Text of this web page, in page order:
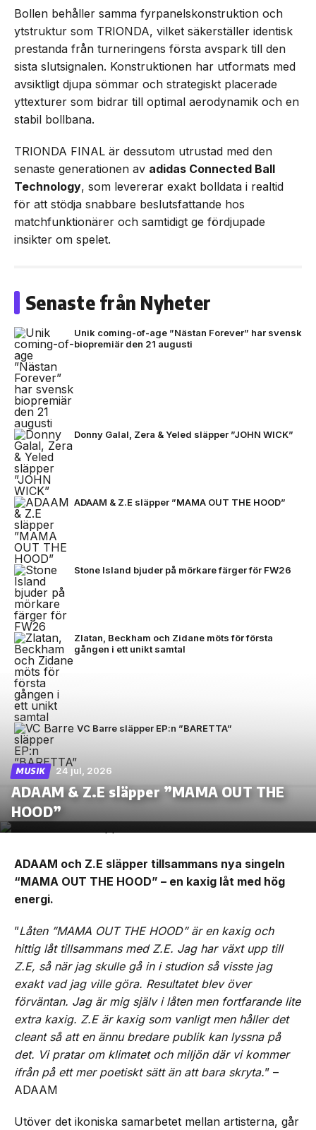
Bollen behåller samma fyrpanelskonstruktion och
ytstruktur som TRIONDA, vilket säkerställer identisk
prestanda från turneringens första avspark till den
sista slutsignalen. Konstruktionen har utformats med
avsiktligt djupa sömmar och strategiskt placerade
yttexturer som bidrar till optimal aerodynamik och en
stabil bollbana.
TRIONDA FINAL är dessutom utrustad med den
senaste generationen av adidas Connected Ball
Technology, som levererar exakt bolldata i realtid
för att stödja snabbare beslutsfattande hos
matchfunktionärer och samtidigt ge fördjupade
insikter om spelet.
Senaste från Nyheter
Unik coming-of-age ”Nästan Forever” har svensk
biopremiär den 21 augusti
Donny Galal, Zera & Yeled släpper ”JOHN WICK”
ADAAM & Z.E släpper ”MAMA OUT THE HOOD”
Stone Island bjuder på mörkare färger för FW26
Zlatan, Beckham och Zidane möts för första
gången i ett unikt samtal
VC Barre släpper EP:n ”BARETTA”
MUSIK 24 jul, 2026
ADAAM & Z.E släpper ”MAMA OUT THE
HOOD”
ADAAM och Z.E släpper tillsammans nya singeln
“MAMA OUT THE HOOD” – en kaxig låt med hög
energi.
”Låten ”MAMA OUT THE HOOD” är en kaxig och
hittig låt tillsammans med Z.E. Jag har växt upp till
Z.E, så när jag skulle gå in i studion så visste jag
exakt vad jag ville göra. Resultatet blev över
förväntan. Jag är mig själv i låten men fortfarande lite
extra kaxig. Z.E är kaxig som vanligt men håller det
cleant så att en ännu bredare publik kan lyssna på
det. Vi pratar om klimatet och miljön där vi kommer
ifrån på ett mer poetiskt sätt än att bara skryta.” –
ADAAM
Utöver det ikoniska samarbetet mellan artisterna, går